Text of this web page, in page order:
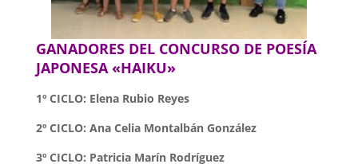
GANADORES DEL CONCURSO DE POESÍA
JAPONESA «HAIKU»
1º CICLO: Elena Rubio Reyes
2º CICLO: Ana Celia Montalbán González
3º CICLO: Patricia Marín Rodríguez